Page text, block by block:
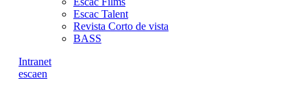
Escac Talent
Revista Corto de vista
BASS
Intranet
escaen